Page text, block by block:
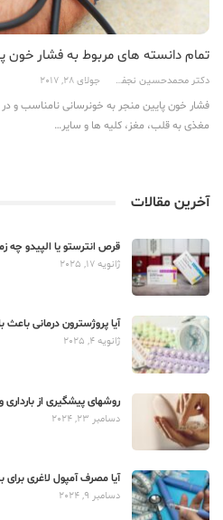
تمام دانسته های مربوط به فشار خون
دکتر محمدحسین نجفی جولای 28, 2017
فشار خون پایین منجر به خونرسانی نامناسب و در
مغذی به قلب، مغز، کلیه ها و سایر…
آخرین مقالات
قرص انترستو یا الپیدو چه
ژانویه 17, 2025
آیا پروژسترون درمانی
ژانویه 4, 2025
روشهای پیشگیری از
دسامبر 23, 2024
آیا مصرف آمپول لاغری برای
دسامبر 9, 2024